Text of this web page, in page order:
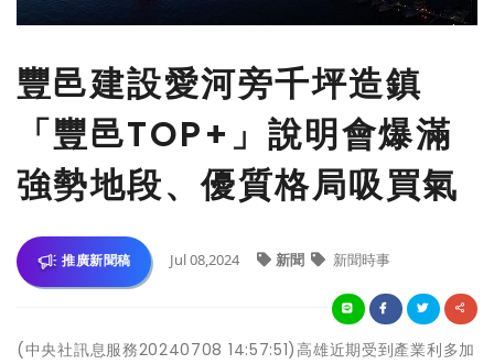
豐邑建設愛河旁千坪造鎮
「豐邑TOP+」說明會爆滿
強勢地段、優質格局吸買氣
推廣新聞稿 Jul 08,2024 新聞 新聞時事
(中央社訊息服務20240708 14:57:51)高雄近期受到產業利多加